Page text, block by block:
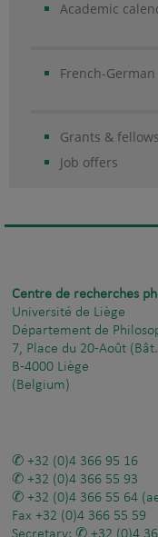
Academic
French-
Grants &
Job offers
Centre de recherches
Université de Liège
Département de
7, Place du 20-Août
B-4000 Liège
(Belgium)
+32 (0)4 366 95 16
+32 (0)4 366 55 93
+32 (0)4 366 55 64
Fax +32 (0)4 366 55 59